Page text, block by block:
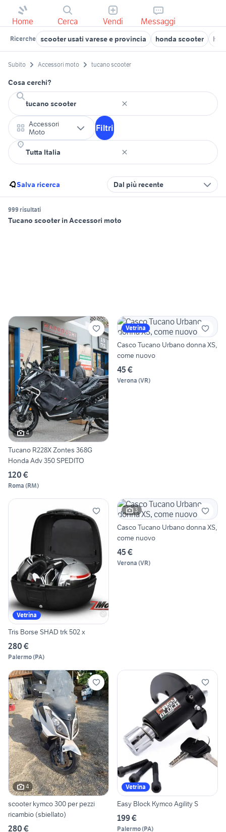
Home Cerca Vendi Messaggi
Ricerche scooter usati varese e provincia honda scooter
Subito Accessori moto tucano scooter
Cosa cerchi?
Accessori
Moto
Filtri
Salva ricerca Dal più recente
999 risultati
Tucano scooter in Accessori moto
4
Tucano R228X Zontes 368G
Honda Adv 350 SPEDITO
120 €
Roma (RM)
Vetrina
Casco Tucano Urbano donna XS,
come nuovo
45 €
Verona (VR)
Vetrina
Tris Borse SHAD trk 502 x
280 €
Palermo(PA)
3
Casco Tucano Urbano donna XS,
come nuovo
45 €
Verona (VR)
4
scooter kymco 300 per pezzi
ricambio (sbiellato)
280 €
Vetrina
Easy Block Kymco Agility S
199 €
Palermo(PA)